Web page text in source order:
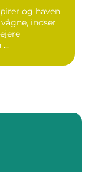
og haven
indser